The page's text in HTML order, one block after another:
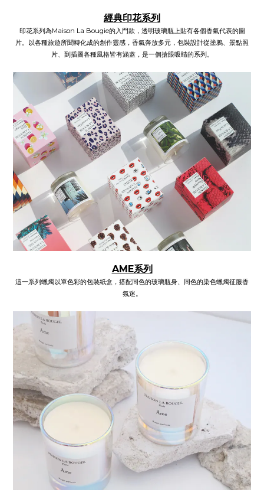
經典印花系列
印花系列為Maison La Bougie的入門款，透明玻璃瓶上貼有各個香氣代表的圖
片。以各種旅遊所聞轉化成的創作靈感，香氣奔放多元，包裝設計從塗鴉、景點照
片、到插圖各種風格皆有涵蓋，是一個搶眼吸睛的系列。
AME系列
這一系列蠟燭以單色彩的包裝紙盒，搭配同色的玻璃瓶身、同色的染色蠟燭征服香
氛迷。